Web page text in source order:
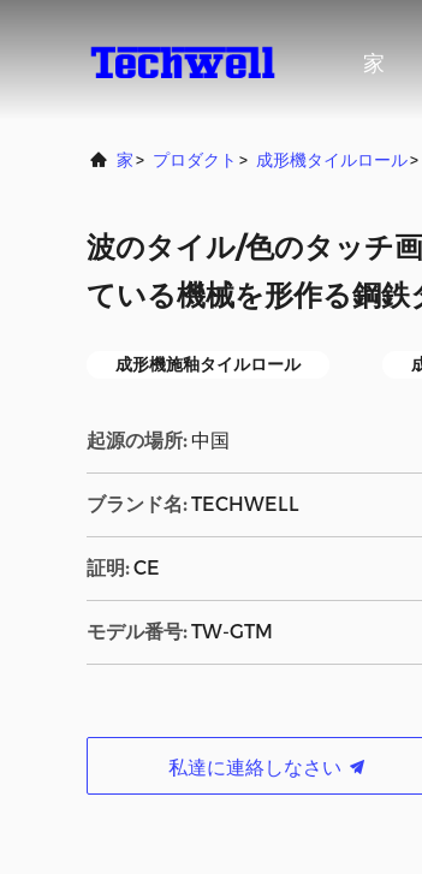
家
家> プロダクト > 成形機タイルロール>
波のタイル/色のタッチ
ている機械を形作る鋼
成形機施釉タイルロール
起源の場所: 中国
ブランド名: TECHWELL
証明: CE
モデル番号: TW-GTM
私達に連絡しなさい